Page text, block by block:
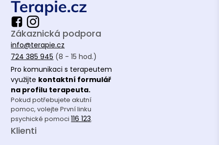
Zákaznická podpora
info@terapie.cz
724 385 945 (8 - 15 hod.)
Pro komunikaci s terapeutem
využijte kontaktní formulář
na profilu terapeuta.
Pokud potřebujete akutní
pomoc, volejte První linku
psychické pomoci116 123.
Klienti